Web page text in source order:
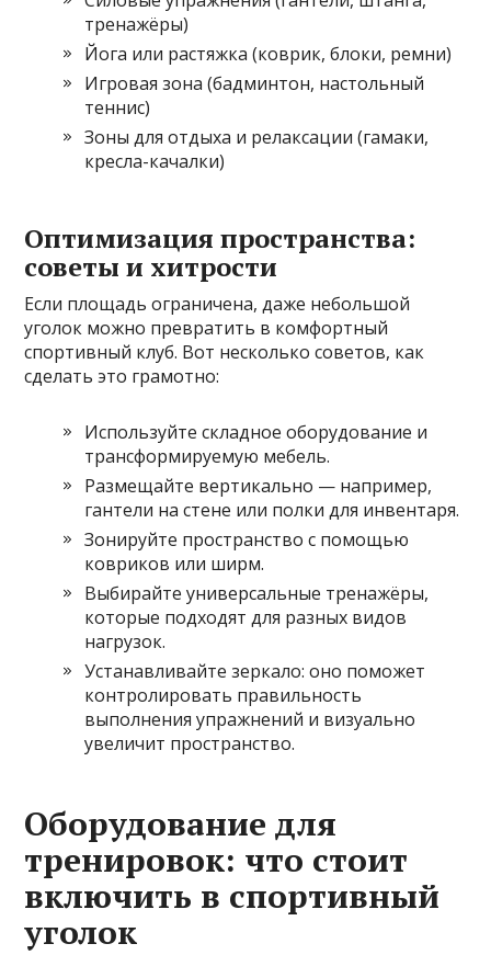
тренажёры)
Йога или растяжка (коврик, блоки, ремни)
Игровая зона (бадминтон, настольный
теннис)
Зоны для отдыха и релаксации (гамаки,
кресла-качалки)
Оптимизация пространства:
советы и хитрости
Если площадь ограничена, даже небольшой
уголок можно превратить в комфортный
спортивный клуб. Вот несколько советов, как
сделать это грамотно:
Используйте складное оборудование и
трансформируемую мебель.
Размещайте вертикально — например,
гантели на стене или полки для инвентаря.
Зонируйте пространство с помощью
ковриков или ширм.
Выбирайте универсальные тренажёры,
которые подходят для разных видов
нагрузок.
Устанавливайте зеркало: оно поможет
контролировать правильность
выполнения упражнений и визуально
увеличит пространство.
Оборудование для
тренировок: что стоит
включить в спортивный
уголок